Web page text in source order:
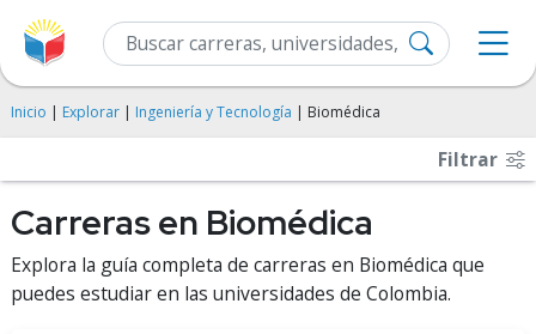
Inicio | Explorar | Ingeniería y Tecnología | Biomédica
Filtrar
Carreras en Biomédica
Explora la guía completa de carreras en Biomédica que
puedes estudiar en las universidades de Colombia.